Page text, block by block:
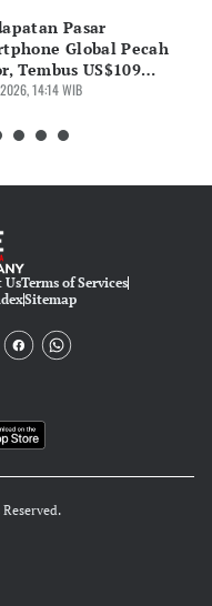
Pasar
Global Pecah
Tembus US$109
14:14 WIB
UsTerms of Services
Sitemap